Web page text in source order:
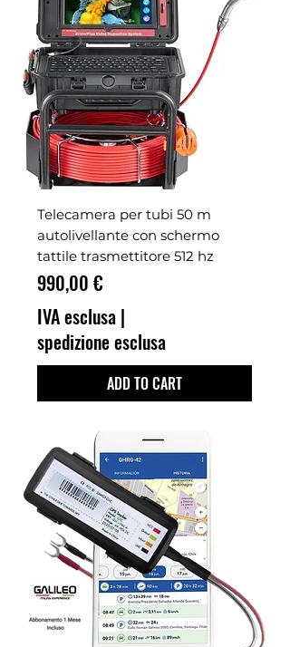
Telecamera per tubi 50 m
autolivellante con schermo
tattile trasmettitore 512 hz
Prezzo
990,00 €
IVA esclusa |
spedizione esclusa
ADD TO CART